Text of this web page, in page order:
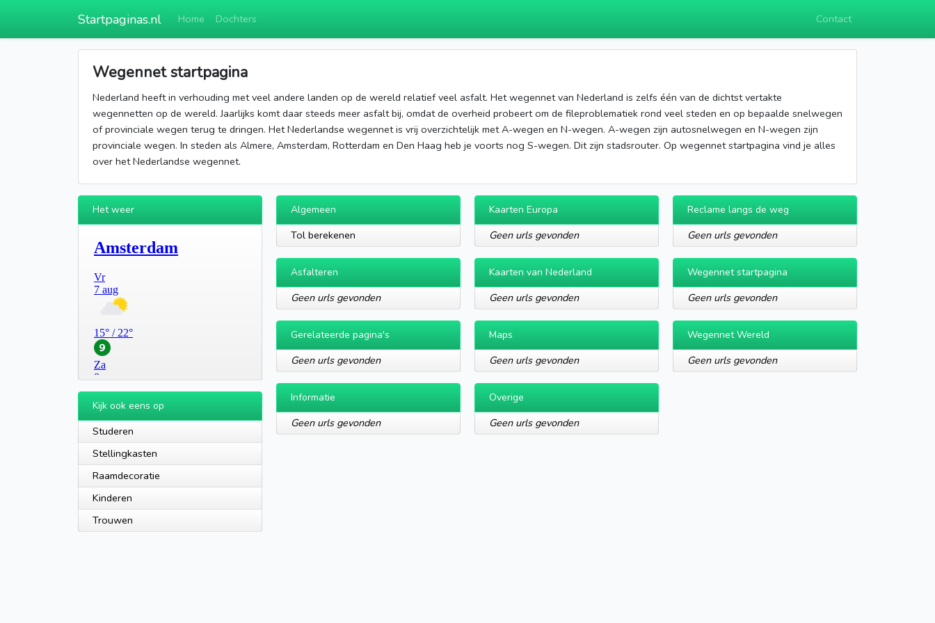
Startpaginas.nl Home Dochters Contact
Wegennet startpagina
Nederland heeft in verhouding met veel andere landen op de wereld relatief veel asfalt. Het wegennet van Nederland is zelfs één van de dichtst vertakte
wegennetten op de wereld. Jaarlijks komt daar steeds meer asfalt bij, omdat de overheid probeert om de fileproblematiek rond veel steden en op bepaalde snelwegen
of provinciale wegen terug te dringen. Het Nederlandse wegennet is vrij overzichtelijk met A-wegen en N-wegen. A-wegen zijn autosnelwegen en N-wegen zijn
provinciale wegen. In steden als Almere, Amsterdam, Rotterdam en Den Haag heb je voorts nog S-wegen. Dit zijn stadsrouter. Op wegennet startpagina vind je alles
over het Nederlandse wegennet.
Het weer
Kijk ook eens op
Studeren
Stellingkasten
Raamdecoratie
Kinderen
Trouwen
Algemeen
Tol berekenen
Asfalteren
Geen urls gevonden
Gerelateerde pagina's
Geen urls gevonden
Informatie
Geen urls gevonden
Kaarten Europa
Geen urls gevonden
Kaarten van Nederland
Geen urls gevonden
Maps
Geen urls gevonden
Overige
Geen urls gevonden
Reclame langs de weg
Geen urls gevonden
Wegennet startpagina
Geen urls gevonden
Wegennet Wereld
Geen urls gevonden